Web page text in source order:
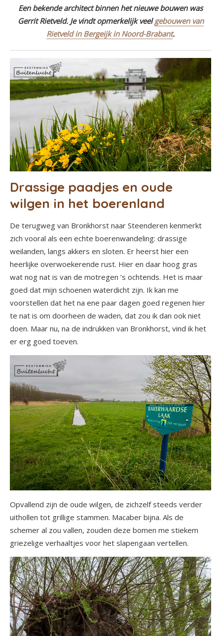
Een bekende architect binnen het nieuwe bouwen was
Gerrit Rietveld. Je vindt opmerkelijk veelgebouwen van
Rietveld in Bergeijk in Noord-Brabant.
Drassige paadjes en oude
wilgen in het boerenland
De terugweg van Bronkhorst naar Steenderen kenmerkt
zich vooral als een echte boerenwandeling: drassige
weilanden, langs akkers en sloten. Er heerst hier een
heerlijke overwoekerende rust. Hier en daar hoog gras
wat nog nat is van de motregen ’s ochtends. Het is maar
goed dat mijn schoenen waterdicht zijn. Ik kan me
voorstellen dat het na ene paar dagen goed regenen hier
te nat is om doorheen de waden, dat zou ik dan ook niet
doen. Maar nu, na de indrukken van Bronkhorst, vind ik het
er erg goed toeven.
Opvallend zijn de oude wilgen, de zichzelf steeds verder
uithollen tot grillige stammen. Macaber bijna. Als de
schemer al zou vallen, zouden deze bomen me stiekem
griezelige verhaaltjes voor het slapengaan vertellen.